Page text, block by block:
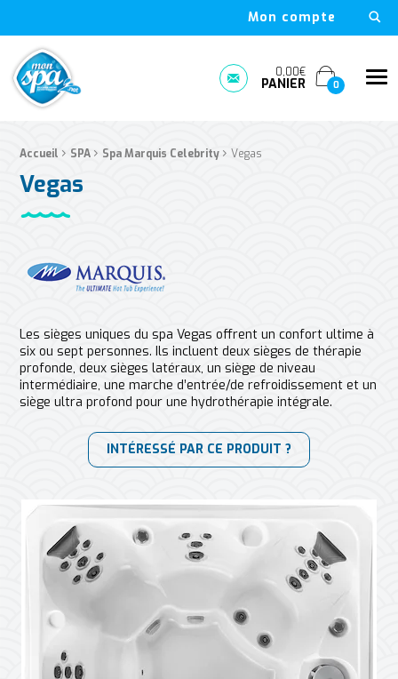
Mon compte
Mon Spa Spa sur-mesure, nage, bulle et boutique en ligne à
Prendre rendez-vous
0,00€
PANIER 0
Fil d'Ariane :
Accueil › SPA › Spa Marquis Celebrity › Vegas
Vegas
Les sièges uniques du spa Vegas offrent un confort ultime à
six ou sept personnes. Ils incluent deux sièges de thérapie
profonde, deux sièges latéraux, un siège de niveau
intermédiaire, une marche d’entrée/de refroidissement et un
siège ultra profond pour une hydrothérapie intégrale.
INTÉRESSÉ PAR CE PRODUIT ?